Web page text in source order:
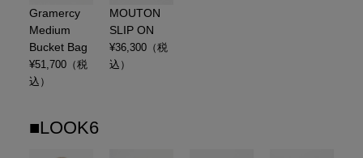
Gramercy
Medium
Bucket Bag
¥51,700（税
込）
MOUTON
SLIP ON
¥36,300（税
込）
■LOOK6